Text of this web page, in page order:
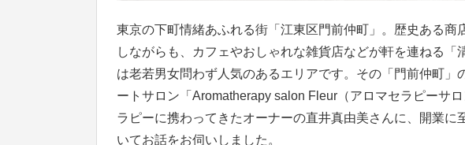
東京の下町情緒あふれる街「江東区門前仲町」。歴史ある商
しながらも、カフェやおしゃれな雑貨店などが軒を連ねる
は老若男女問わず人気のあるエリアです。その「門前仲町」
ートサロン「Aromatherapy salon Fleur（アロマセラピーサ
ラピーに携わってきたオーナーの直井真由美さんに、開業に
いてお話をお伺いしました。